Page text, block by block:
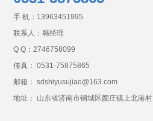
手 机： 13963451995
联系人：韩经理
Q Q： 2746758099
传真： 0531-75875865
邮箱： sdshiyusujiao@163.com
地址： 山东省济南市钢城区颜庄镇上北港村